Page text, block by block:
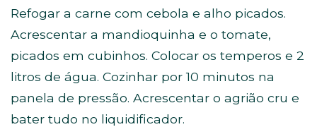
Refogar a carne com cebola e alho picados.
Acrescentar a mandioquinha e o tomate,
picados em cubinhos. Colocar os temperos e 2
litros de água. Cozinhar por 10 minutos na
panela de pressão. Acrescentar o agrião cru e
bater tudo no liquidificador.